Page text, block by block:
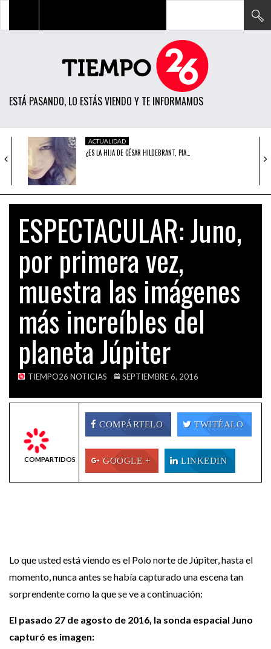
ESTÁ PASANDO, LO ESTÁS VIENDO Y TE INFORMAMOS
POLÍTICA
ECONOMÍA
SOCIEDAD
CIENCIA
OPINIÓN
ENTRETENIMIENTO
TECH
VIDEOS
ACTUALIDAD
¿ES LA HIJA DE CÉSAR HILDEBRANT, PIA…
ACTUALIDAD
PRESIDENTE DE FILIPINAS AMENAZA A LOS
TERRORISTAS…
DENUNCIA
LOS PERROS Y GATOS DE VENEZUELA ESTÁN…
ACTUALIDAD
EL INDECOPI SANCIONA A CÉSAR ACUÑA Y…
ESPECTACULAR: Juno,
por primera vez,
muestra las imágenes
más increíbles del
planeta Júpiter
TIEMPO26 NOTICIAS SEPTIEMBRE 6, 2016
COMPARTIDOS
COMPÁRTELO TWITÉALO
GOOGLE + LINKEDIN
Lo que usted está viendo es el Polo norte de Júpiter, hasta el
momento, nunca antes se había capturado una escena tan
sorprendente como la que se ve a continuación:
El pasado 27 de agosto de 2016, la sonda espacial Juno
capturó es imagen: